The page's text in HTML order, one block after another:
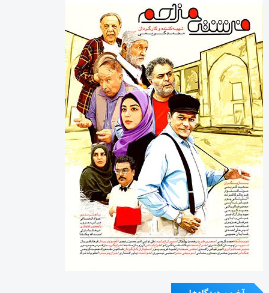
آخرین دیدگاه‌ها